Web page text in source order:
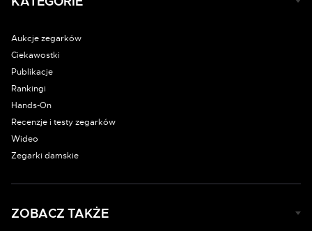
Aukcje zegarków
Ciekawostki
Publikacje
Rankingi
Hands-On
Recenzje i testy zegarków
Wideo
Zegarki damskie
ZOBACZ TAKŻE